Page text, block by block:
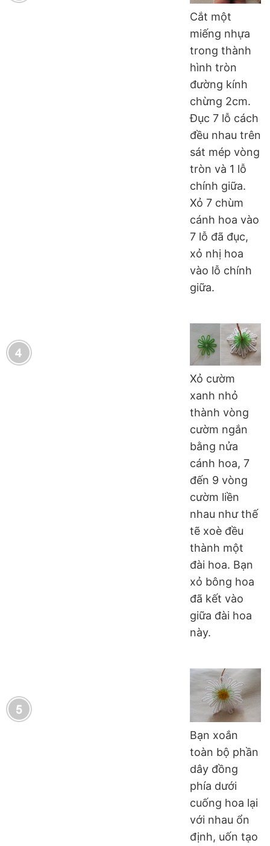
Cắt một
miếng nhựa
trong thành
hình tròn
đường kính
chừng 2cm.
Đục 7 lỗ cách
đều nhau trên
sát mép vòng
tròn và 1 lỗ
chính giữa.
Xỏ 7 chùm
cánh hoa vào
7 lỗ đã đục,
xỏ nhị hoa
vào lỗ chính
giữa.
Xỏ cườm
xanh nhỏ
thành vòng
cườm ngắn
bằng nửa
cánh hoa, 7
đến 9 vòng
cườm liền
nhau như thế
tẽ xoè đều
thành một
đài hoa. Bạn
xỏ bông hoa
đã kết vào
giữa đài hoa
này.
Bạn xoắn
toàn bộ phần
dây đồng
phía dưới
cuống hoa lại
với nhau ổn
định, uốn tạo